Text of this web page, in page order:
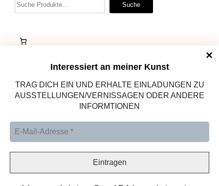
Suche
Altötting, Deutschland
Interessiert an meiner Kunst
TRAG DICH EIN UND ERHALTE EINLADUNGEN ZU
AUSSTELLUNGEN/VERNISSAGEN ODER ANDERE
INFORMTIONEN